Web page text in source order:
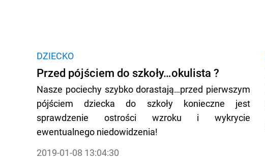
DZIECKO
Przed pójściem do szkoły…okulista ?
Nasze pociechy szybko dorastają…przed pierwszym
pójściem dziecka do szkoły konieczne jest
sprawdzenie ostrości wzroku i wykrycie
ewentualnego niedowidzenia!
2019-01-08 13:04:30